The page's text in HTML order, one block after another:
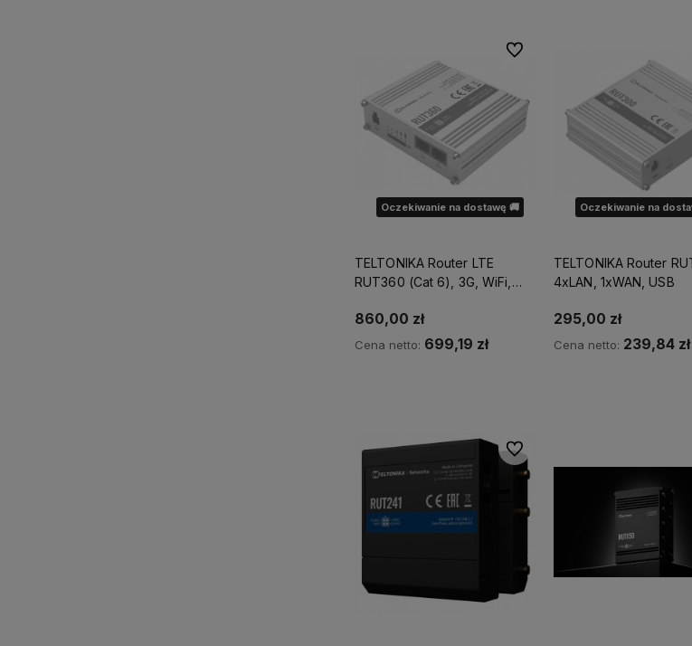
Oczekiwanie na dostawę 🚚
TELTONIKA Router LTE
RUT360 (Cat 6), 3G, WiFi,
860,00 zł
Cena netto: 699,19 zł
Do ulubionych
Oczekiwanie na
TELTONIKA Router
4xLAN, 1xWAN, USB
295,00 zł
Cena netto: 239,84 zł
Do ulubionych